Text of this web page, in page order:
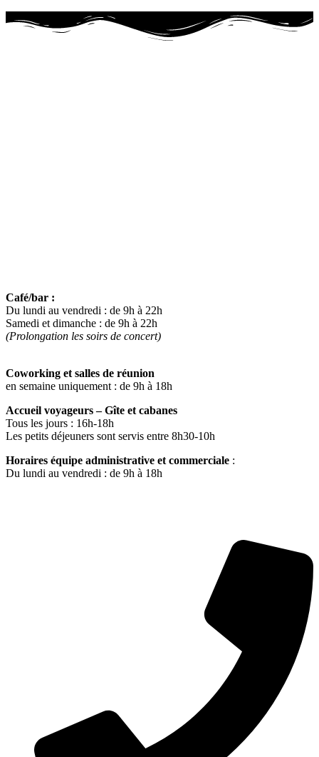
Café/bar :
Du lundi au vendredi : de 9h à 22h
Samedi et dimanche : de 9h à 22h
(Prolongation les soirs de concert)
Coworking et salles de réunion
en semaine uniquement : de 9h à 18h
Accueil voyageurs – Gîte et cabanes
Tous les jours : 16h-18h
Les petits déjeuners sont servis entre 8h30-10h
Horaires équipe administrative et commerciale :
Du lundi au vendredi : de 9h à 18h